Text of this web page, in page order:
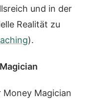
und in der
Realität zu
).
Money Magician